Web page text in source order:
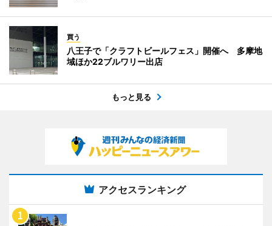
買う
八王子で「クラフトビールフェス」開催へ 多摩地
域ほか22ブルワリー出店
もっと見る
アクセスランキング